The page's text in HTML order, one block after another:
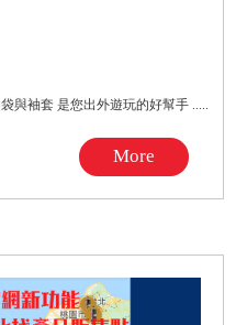
與袖套 是您出外遊玩的好幫手 .....
More